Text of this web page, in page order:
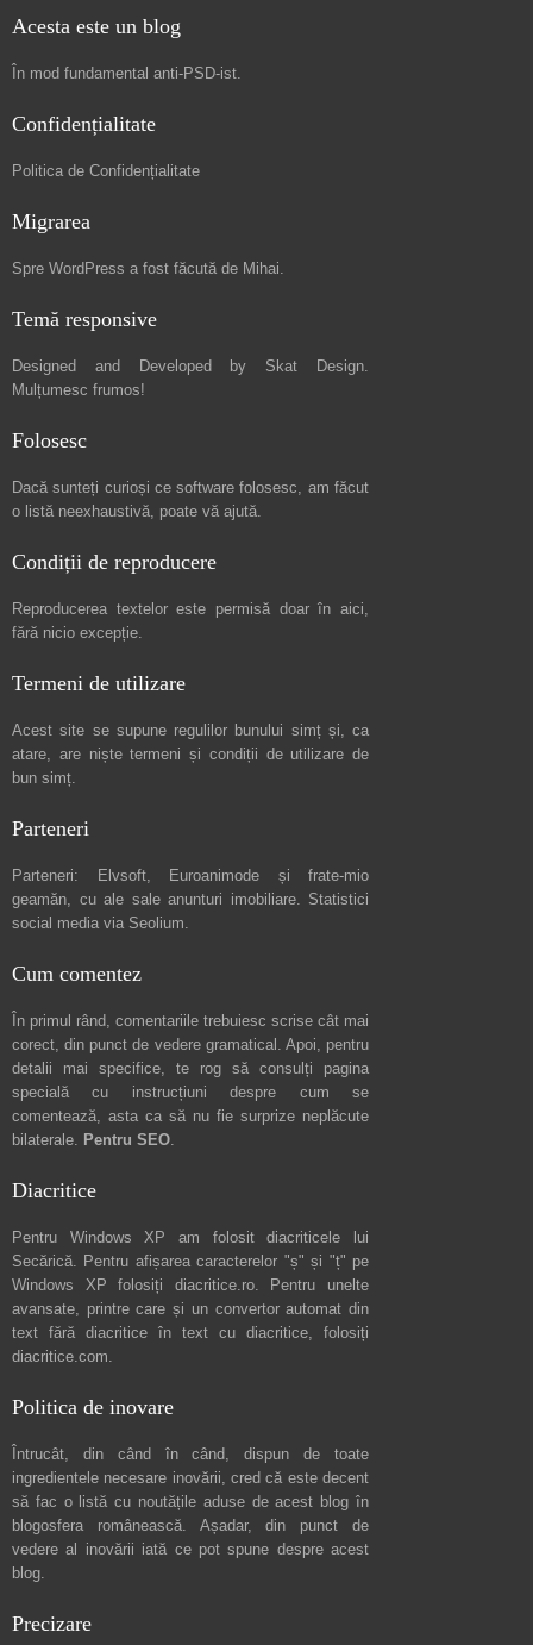
Acesta este un blog
În mod fundamental anti-PSD-ist.
Confidențialitate
Politica de Confidențialitate
Migrarea
Spre WordPress a fost făcută de Mihai.
Temă responsive
Designed and Developed by Skat Design.
Mulțumesc frumos!
Folosesc
Dacă sunteți curioși ce software folosesc, am făcut
o listă neexhaustivă, poate vă ajută.
Condiții de reproducere
Reproducerea textelor este permisă doar în aici,
fără nicio excepție.
Termeni de utilizare
Acest site se supune regulilor bunului simț și, ca
atare, are niștetermeni și condiții de utilizare de
bun simț.
Parteneri
Parteneri: Elvsoft, Euroanimode și frate-mio
geamăn, cu ale sale anunturi imobiliare. Statistici
social media via Seolium.
Cum comentez
În primul rând, comentariile trebuiesc scrise cât mai
corect, din punct de vedere gramatical. Apoi, pentru
detalii mai specifice, te rog să consulți pagina
specială cu instrucțiuni despre cum se
comentează, asta ca să nu fie surprize neplăcute
bilaterale. Pentru SEO.
Diacritice
Pentru Windows XP am folosit diacriticele lui
Secărică. Pentru afișarea caracterelor "ș" și "ț" pe
Windows XP folosiți diacritice.ro. Pentru unelte
avansate, printre care și un convertor automat din
text fără diacritice în text cu diacritice, folosiți
diacritice.com.
Politica de inovare
Întrucât, din când în când, dispun de toate
ingredientele necesare inovării, cred că este decent
să fac o listă cu noutățile aduse de acest blog în
blogosfera românească. Așadar, din punct de
vedere al inovării iată ce pot spune despre acest
blog.
Precizare